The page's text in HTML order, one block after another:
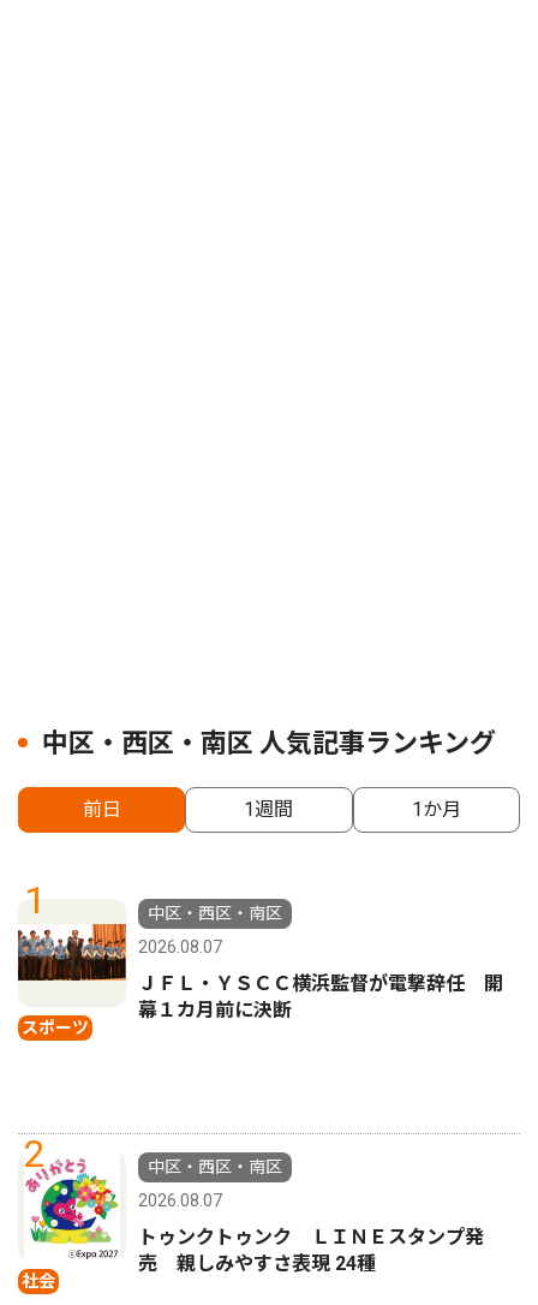
中区・西区・南区 人気記事ランキング
前日 1週間 1か月
1
スポーツ
中区・西区・南区
2026.08.07
ＪＦＬ・ＹＳＣＣ横浜監督が電撃辞任 開
幕１カ月前に決断
2
社会
中区・西区・南区
2026.08.07
トゥンクトゥンク ＬＩＮＥスタンプ発
売 親しみやすさ表現 24種